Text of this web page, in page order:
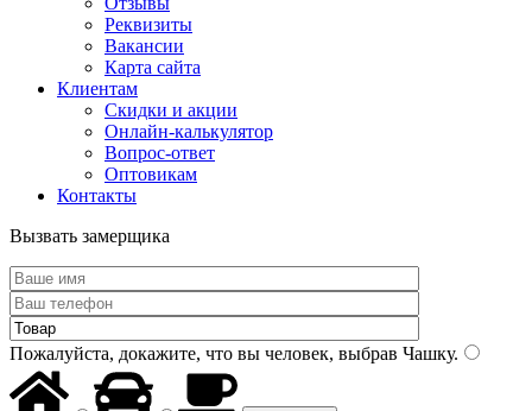
Реквизиты
Вакансии
Карта сайта
Клиентам
Скидки и акции
Онлайн-калькулятор
Вопрос-ответ
Оптовикам
Контакты
Вызвать замерщика
Пожалуйста, докажите, что вы человек, выбрав Чашку.